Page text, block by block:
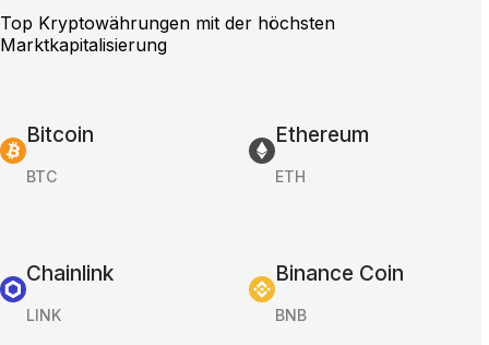
Top Kryptowährungen mit der höchsten
Marktkapitalisierung
Bitcoin
BTC
Ethereum
ETH
Chainlink
LINK
Binance Coin
BNB